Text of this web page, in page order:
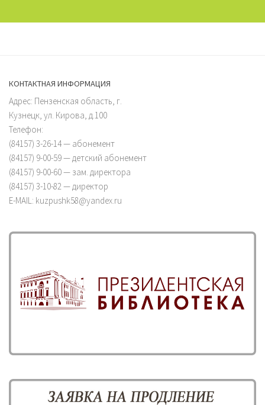
КОНТАКТНАЯ ИНФОРМАЦИЯ
Адрес: Пензенская область, г.
Кузнецк, ул. Кирова, д.100
Телефон:
(84157) 3-26-14 — абонемент
(84157) 9-00-59 — детский абонемент
(84157) 9-00-60 — зам. директора
(84157) 3-10-82 — директор
E-MAIL: kuzpushk58@yandex.ru